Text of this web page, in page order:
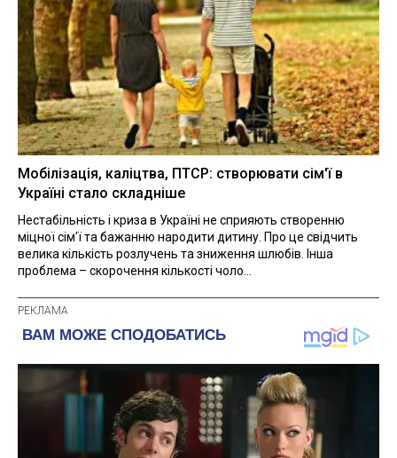
Мобілізація, каліцтва, ПТСР: створювати сім'ї в
Україні стало складніше
Нестабільність і криза в Україні не сприяють створенню
міцної сім'ї та бажанню народити дитину. Про це свідчить
велика кількість розлучень та зниження шлюбів. Інша
проблема – скорочення кількості чоло...